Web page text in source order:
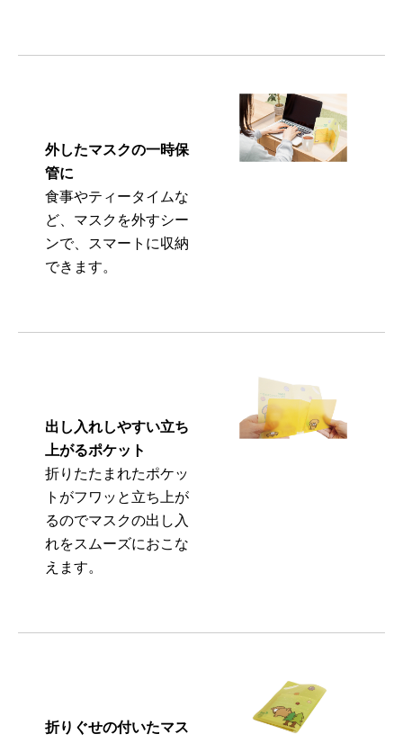
外したマスクの一時保
管に
食事やティータイムな
ど、マスクを外すシー
ンで、スマートに収納
できます。
出し入れしやすい立ち
上がるポケット
折りたたまれたポケッ
トがフワッと立ち上が
るのでマスクの出し入
れをスムーズにおこな
えます。
折りぐせの付いたマス